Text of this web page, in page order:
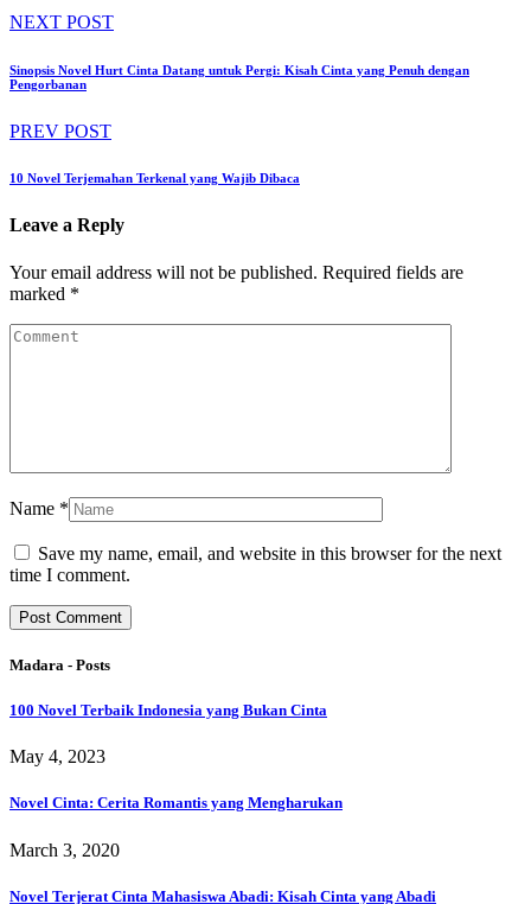
NEXT POST
Sinopsis Novel Hurt Cinta Datang untuk Pergi: Kisah Cinta yang Penuh dengan
Pengorbanan
PREV POST
10 Novel Terjemahan Terkenal yang Wajib Dibaca
Leave a Reply
Your email address will not be published. Required fields are
marked *
Name *
Save my name, email, and website in this browser for the next
time I comment.
Madara - Posts
100 Novel Terbaik Indonesia yang Bukan Cinta
May 4, 2023
Novel Cinta: Cerita Romantis yang Mengharukan
March 3, 2020
Novel Terjerat Cinta Mahasiswa Abadi: Kisah Cinta yang Abadi